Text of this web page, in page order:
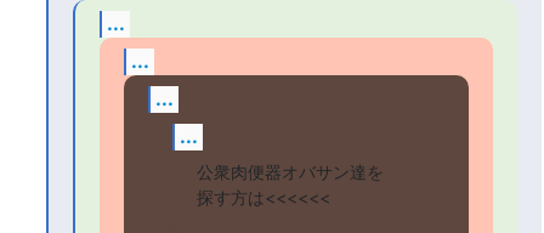
...
...
...
...
公衆肉便器オバサン達を
探す方は<<<<<<